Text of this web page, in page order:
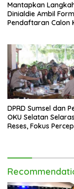
Mantapkan
Dinialdie Ambil
Pendaftaran Calon
DPRD Sumsel dan
OKU Selatan
Reses, Fokus